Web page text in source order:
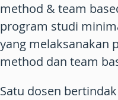
method & team
program studi
yang melaksanakan
method dan team
Satu dosen